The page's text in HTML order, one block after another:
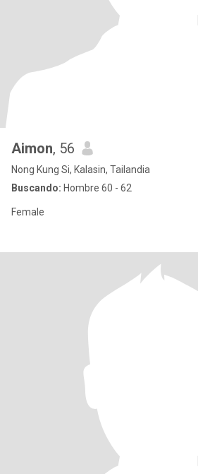
Aimon, 56
Nong Kung Si, Kalasin, Tailandia
Buscando: Hombre 60 - 62
Female